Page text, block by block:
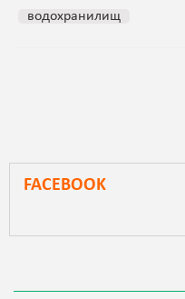
водохранилищ
FACEBOOK